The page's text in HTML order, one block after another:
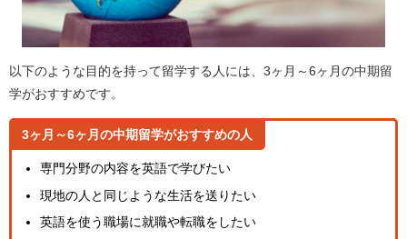
以下のような目的を持って留学する人には、3ヶ月～6ヶ月の中期留
学がおすすめです。
3ヶ月～6ヶ月の中期留学がおすすめの人
専門分野の内容を英語で学びたい
現地の人と同じような生活を送りたい
英語を使う職場に就職や転職をしたい